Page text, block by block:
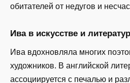
обитателей от недугов и
Ива в искусстве и
Ива вдохновляла многих
художников. В английской
ассоциируется с печалью и